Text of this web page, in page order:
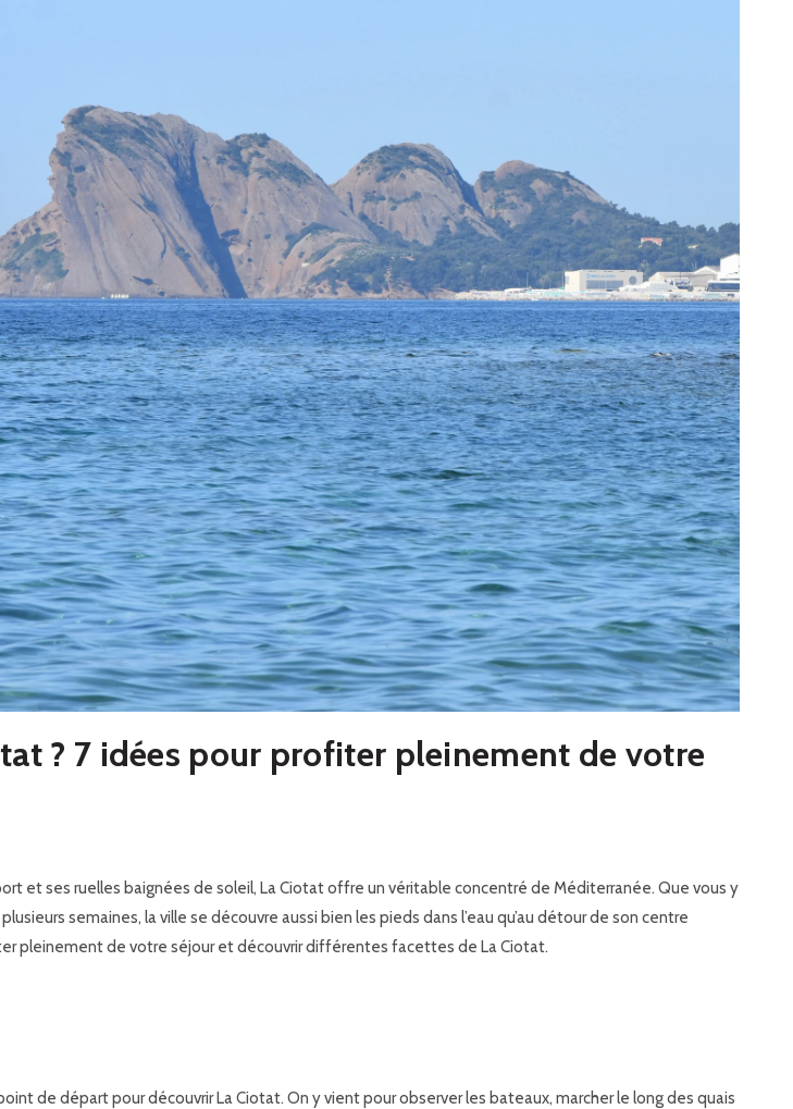
? 7 idées pour profiter pleinement de votre
et ses ruelles baignées de soleil, La Ciotat offre un véritable concentré de Méditerranée. Que vous y
semaines, la ville se découvre aussi bien les pieds dans l’eau qu’au détour de son centre
pleinement de votre séjour et découvrir différentes facettes de La Ciotat.
de départ pour découvrir La Ciotat. On y vient pour observer les bateaux, marcher le long des quais